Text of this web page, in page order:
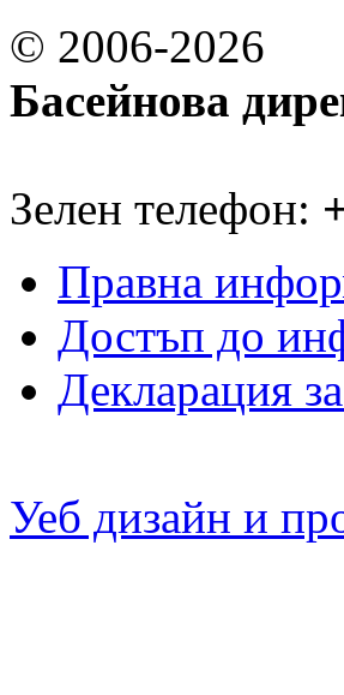
© 2006-2026
Басейнова
Зелен телефон:
Правна
Достъп до
Декларация
Уеб дизайн и